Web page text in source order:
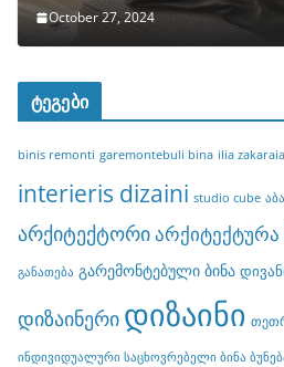
October 27, 2024
ტეგები
binis remonti garemontebuli bina ilia zakaraia
interieris dizaini studio cube
არქიტექტორიარქიტექტურა
განათება გარემონტებული ბინა
დიზაინერი დიზაინი
ინდივიდუალური საცხოვრებელი ბინა